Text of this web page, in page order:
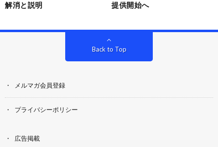
解消と説明
提供開始へ
Back to Top
メルマガ会員登録
プライバシーポリシー
広告掲載